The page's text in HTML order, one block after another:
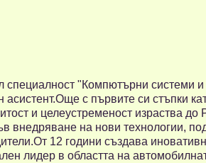
"Компютърни системи и
с първите си стъпки
и целеустременост израства до
внедряване на нови технологии,
12 години създава
лидер в областта на